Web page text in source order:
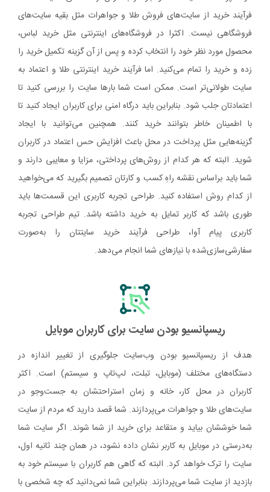
فرآیند خرید از سایت‌های فروش طلا و جواهرات مثل بقیه سایت‌های
فروشگاهی نیست. اکثرا در فروشگاه‌های اینترنتی مثل خرید لباس،
محصول مورد نظر خود را انتخاب کرده و پس از آن گزینه تکمیل خرید را
زده و خرید را تمام می‌کنید. اما فرآیند خرید اینترنتی طلا و اعتماد به
سایت طولانی‌تر است. ممکن است شما بارها سایت را بررسی کنید تا
اعتمادتان جلب شود. بنابراین باید درگاه امنی برای کاربران ایجاد کنید تا
با اطمینان خاطر بتوانند خرید کنند. همچنین می‌توانید با ایجاد
گزینه‌هایی مثل پرداخت در محل باعث افزایش حس اعتماد در کاربران
شوید. البته که هر کدام از روش‌های پرداختی، مزایا و معایبی دارند و
شما باید براساس نقشه راهِ کسب و کارتان تصمیم بگیرید که می‌خواهید
از کدام روش استفاده کنید. طراحی تجربه کاربری این قسمت‌ها باید
طوری باشد که کاربر تمایل به خرید داشته باشد. تیم طراحی تجربه
کاربری پیام آوا، طراحی فرآیند خرید سایتتان را به‌صورت
سفارشی‌سازی‌شده با نیازهای شما انجام می‌دهد.
ریسپانسیو بودن سایت برای کاربران موبایل
هدف از ریسپانسیو بودن وب‌سایت جلوگیری از تغییر اندازه در
دستگاه‌های مختلف (موبایل، تبلت، لپ‌تاپ و سیستم) است. اکثر
کاربران در محل کار، خانه و زمان استراحتشان به جست‌وجو در
سایت‌های طلا و جواهرات می‌پردازند. شما قصد دارید که مردم از سایت
شما خوششان بیاید و متقاعد برای خرید از شما شوند. اگر سایت شما
به‌درستی در موبایل به کاربر نشان داده نشود، در همان چند ثانیه اول،
سایت را ترک خواهد کرد. البته که گاهی هم کاربران با سیستم خود به
بازدید از سایت شما می‌پردازند. بنابراین شما نمی‌دانید که چه شخصی با